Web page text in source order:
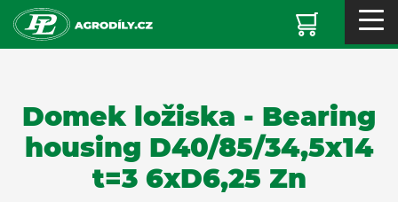
Domek ložiska - Bearing
housing D40/85/34,5x14
t=3 6xD6,25 Zn